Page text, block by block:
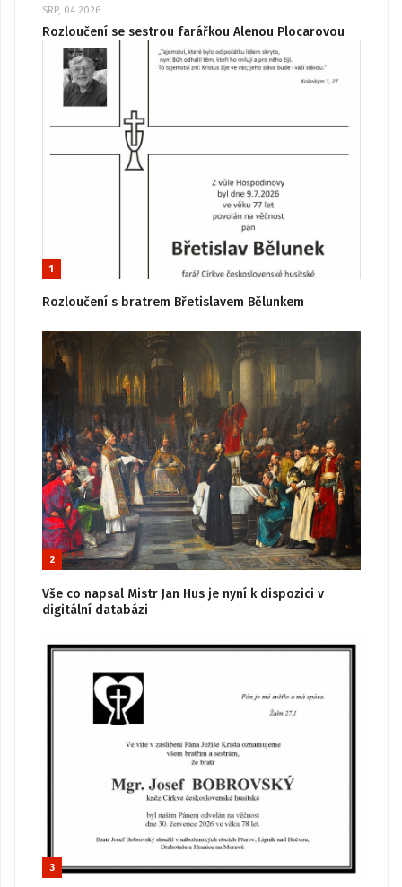
SRP, 04 2026
Rozloučení se sestrou farářkou Alenou Plocarovou
1
Rozloučení s bratrem Břetislavem Bělunkem
2
Vše co napsal Mistr Jan Hus je nyní k dispozici v
digitální databázi
3